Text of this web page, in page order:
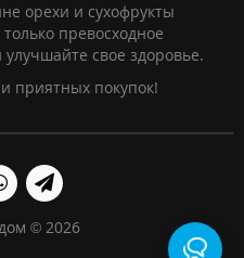
орехи и сухофрукты
превосходное
свое здоровье.
приятных покупок!
© 2026